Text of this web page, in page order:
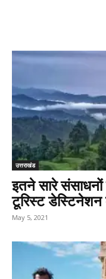
उत्तराखंड
इतने सारे संसाधनों
टूरिस्ट डेस्टिनेशन
May 5, 2021